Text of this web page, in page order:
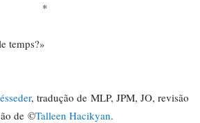
*
temps?»
, tradução de MLP, JPM, JO, revisão
de ©Talleen Hacikyan.